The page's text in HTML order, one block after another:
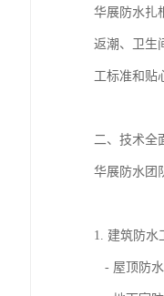
华展防水扎
返潮、卫生
工标准和贴
二、技术全
华展防水团
1. 建筑防水
- 屋顶防水